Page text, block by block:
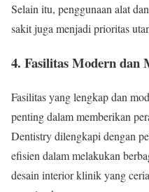
Selain itu, penggunaan alat
sakit juga menjadi prioritas
4. Fasilitas Modern dan
Fasilitas yang lengkap dan
penting dalam memberikan
Dentistry dilengkapi dengan
efisien dalam melakukan
desain interior klinik yang